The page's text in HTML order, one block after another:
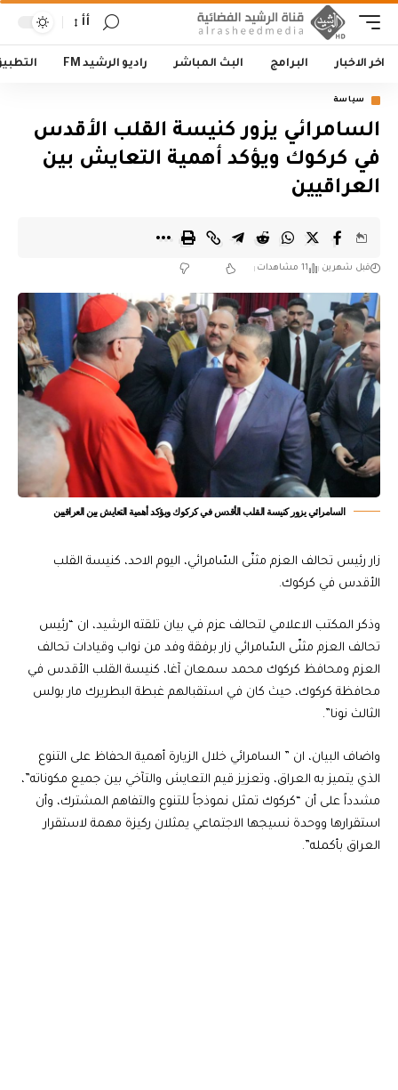
أأ
اخر الاخبار البرامج البث المباشر راديو الرشيد FM
سياسة
السامرائي يزور كنيسة القلب الأقدس
في كركوك ويؤكد أهمية التعايش بين
العراقيين
قبل شهرين 11 مشاهدات
السامرائي يزور كنيسة القلب الأقدس في كركوك ويؤكد أهمية التعايش بين العراقيين
زار رئيس تحالف العزم مثنّى السّامرائي، اليوم الاحد، كنيسة القلب
الأقدس في كركوك.
وذكر المكتب الاعلامي لتحالف عزم في بيان تلقته الرشيد، ان “رئيس
تحالف العزم مثنّى السّامرائي زار برفقة وفد من نواب وقيادات تحالف
العزم ومحافظ كركوك محمد سمعان آغا، كنيسة القلب الأقدس في
محافظة كركوك، حيث كان في استقبالهم غبطة البطريرك مار بولس
الثالث نونا”.
واضاف البيان، ان ” السامرائي خلال الزيارة أهمية الحفاظ على التنوع
الذي يتميز به العراق، وتعزيز قيم التعايش والتآخي بين جميع مكوناته”،
مشدداً على أن “كركوك تمثل نموذجاً للتنوع والتفاهم المشترك، وأن
استقرارها ووحدة نسيجها الاجتماعي يمثلان ركيزة مهمة لاستقرار
العراق بأكمله”.